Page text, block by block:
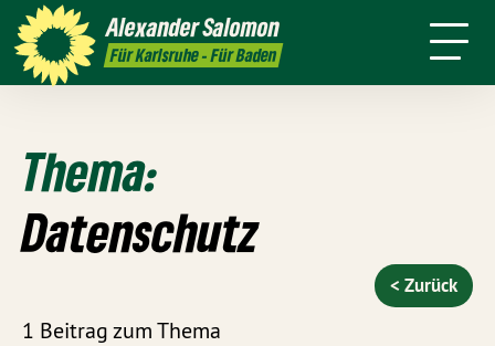
AlexanderSalomon
Für Karlsruhe - Für Baden
Leichte
Sprache
Presse Kontakt
Persönlich Positionen Karlsruhe
Thema:
Datenschutz
1 Beitrag zum Thema
< Zurück